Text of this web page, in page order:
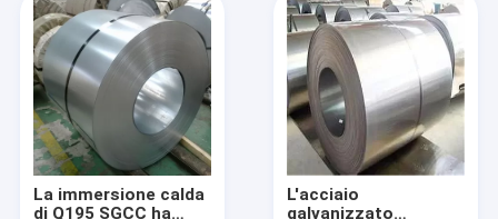
prodotti
Chi siamo
Contattaci
La immersione calda
di Q195 SGCC ha
L'acciaio
galvanizzato